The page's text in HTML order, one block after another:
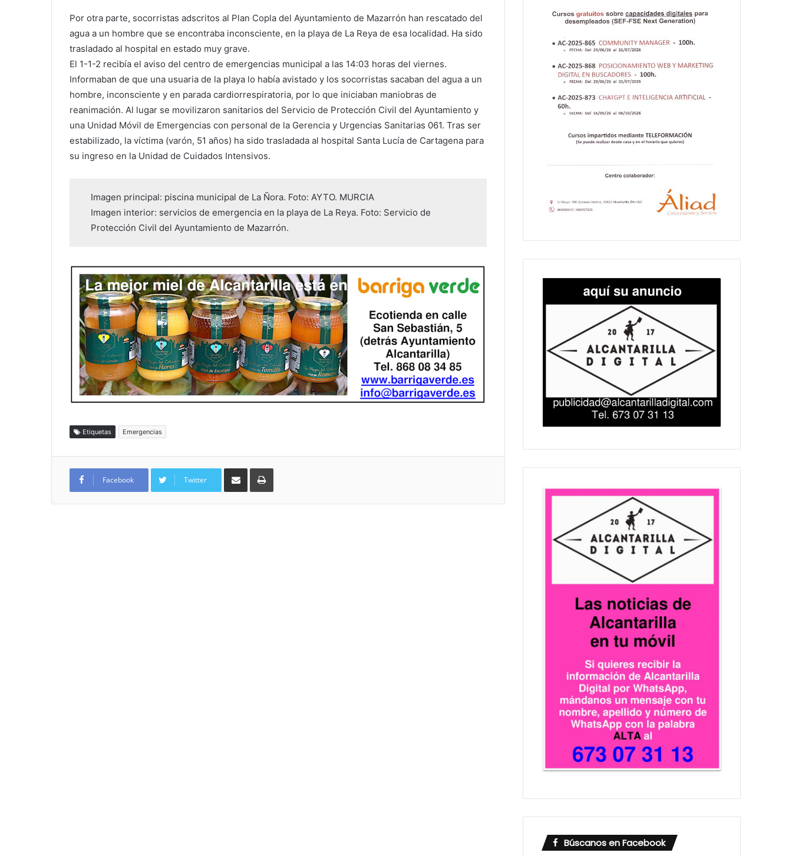
Por otra parte, socorristas adscritos al Plan Copla del Ayuntamiento de Mazarrón han rescatado del
agua a un hombre que se encontraba inconsciente, en la playa de La Reya de esa localidad. Ha sido
trasladado al hospital en estado muy grave.
El 1-1-2 recibía el aviso del centro de emergencias municipal a las 14:03 horas del viernes.
Informaban de que una usuaria de la playa lo había avistado y los socorristas sacaban del agua a un
hombre, inconsciente y en parada cardiorrespiratoria, por lo que iniciaban maniobras de
reanimación. Al lugar se movilizaron sanitarios del Servicio de Protección Civil del Ayuntamiento y
una Unidad Móvil de Emergencias con personal de la Gerencia y Urgencias Sanitarias 061. Tras ser
estabilizado, la víctima (varón, 51 años) ha sido trasladada al hospital Santa Lucía de Cartagena para
su ingreso en la Unidad de Cuidados Intensivos.
Imagen principal: piscina municipal de La Ñora. Foto: AYTO. MURCIA
Imagen interior: servicios de emergencia en la playa de La Reya. Foto: Servicio de
Protección Civil del Ayuntamiento de Mazarrón.
Etiquetas Emergencias
Facebook Twitter
Compartir por correo electrónicoImprimir
Búscanos en Facebook